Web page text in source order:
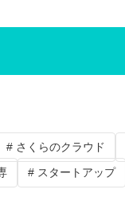
# さくらのクラウド
# スタートアップ